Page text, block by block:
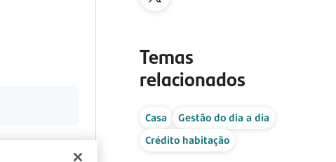
Temas
relacionados
Casa
Gestão do dia a dia
Crédito habitação